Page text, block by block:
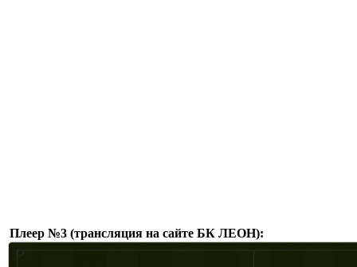
Плеер №3 (трансляция на сайте БК ЛЕОН):